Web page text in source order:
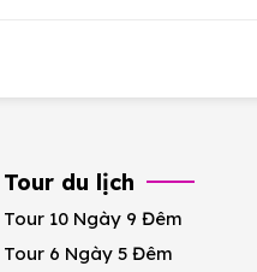
Tour du lịch
Tour 10 Ngày 9 Đêm
Tour 6 Ngày 5 Đêm